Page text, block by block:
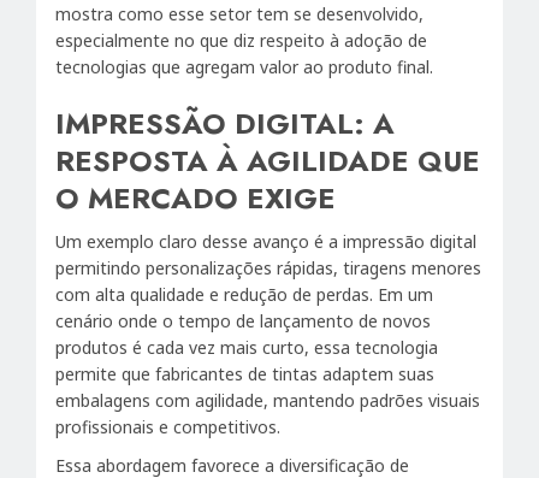
mostra como esse setor tem se desenvolvido,
especialmente no que diz respeito à adoção de
tecnologias que agregam valor ao produto final.
IMPRESSÃO DIGITAL: A
RESPOSTA À AGILIDADE QUE
O MERCADO EXIGE
Um exemplo claro desse avanço é a impressão digital
permitindo personalizações rápidas, tiragens menores
com alta qualidade e redução de perdas. Em um
cenário onde o tempo de lançamento de novos
produtos é cada vez mais curto, essa tecnologia
permite que fabricantes de tintas adaptem suas
embalagens com agilidade, mantendo padrões visuais
profissionais e competitivos.
Essa abordagem favorece a diversificação de